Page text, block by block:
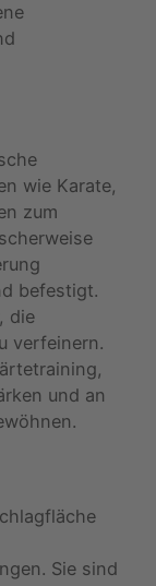
wie Karate,
zum
befestigt.
die
verfeinern.
und an
Sie sind